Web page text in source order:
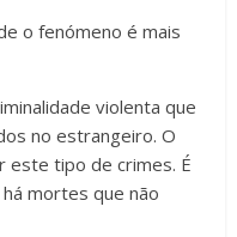
o fenómeno é mais
violenta que
no estrangeiro. O
este tipo de crimes. É
mortes que não